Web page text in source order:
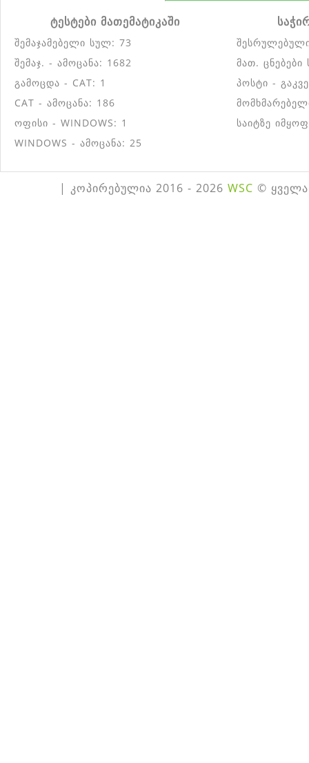
ტესტები მათემატიკაში
შემაჯამებელი სულ: 73
შემაჯ. - ამოცანა: 1682
გამოცდა - CAT: 1
CAT - ამოცანა: 186
ოფისი - WINDOWS: 1
WINDOWS - ამოცანა: 25
მათ.
პოსტი -
საიტზე
| კოპირებულია 2016 - 2026 WSC ©